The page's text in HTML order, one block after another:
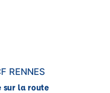
RENNES
sur la route